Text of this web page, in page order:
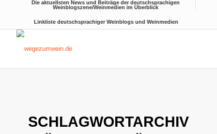
Die aktuellsten News und Beiträge der deutschsprachigen
Weinblogszene/Weinmedien im Überblick
Linkliste deutschsprachiger Weinblogs und Weinmedien
SCHLAGWORTARCHIV